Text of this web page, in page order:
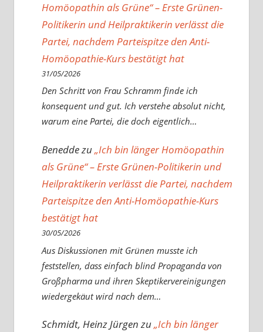
Homöopathin als Grüne“ – Erste Grünen-
Politikerin und Heilpraktikerin verlässt die
Partei, nachdem Parteispitze den Anti-
Homöopathie-Kurs bestätigt hat
31/05/2026
Den Schritt von Frau Schramm finde ich
konsequent und gut. Ich verstehe absolut nicht,
warum eine Partei, die doch eigentlich…
Beneddezu„Ich bin länger Homöopathin
als Grüne“ – Erste Grünen-Politikerin und
Heilpraktikerin verlässt die Partei, nachdem
Parteispitze den Anti-Homöopathie-Kurs
bestätigt hat
30/05/2026
Aus Diskussionen mit Grünen musste ich
feststellen, dass einfach blind Propaganda von
Großpharma und ihren Skeptikervereinigungen
wiedergekäut wird nach dem…
Schmidt, Heinz Jürgenzu„Ich bin länger